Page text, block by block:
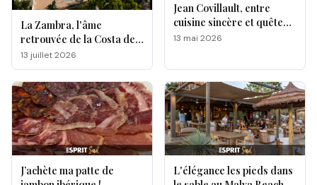
La Zambra, l'âme
retrouvée de la Costa del
Sol
13 juillet 2026
Jean Covillault, entre
cuisine sincère et quête
d’authenticité
13 mai 2026
J’achète ma patte de
L'élégance les pieds dans